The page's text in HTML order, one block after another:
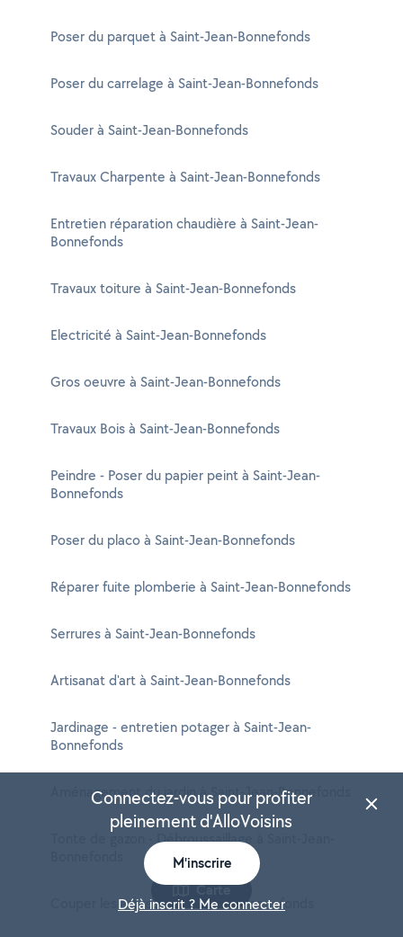
Poser du parquet à Saint-Jean-Bonnefonds
Poser du carrelage à Saint-Jean-Bonnefonds
Souder à Saint-Jean-Bonnefonds
Travaux Charpente à Saint-Jean-Bonnefonds
Entretien réparation chaudière à Saint-Jean-
Bonnefonds
Travaux toiture à Saint-Jean-Bonnefonds
Electricité à Saint-Jean-Bonnefonds
Gros oeuvre à Saint-Jean-Bonnefonds
Travaux Bois à Saint-Jean-Bonnefonds
Peindre - Poser du papier peint à Saint-Jean-
Bonnefonds
Poser du placo à Saint-Jean-Bonnefonds
Réparer fuite plomberie à Saint-Jean-Bonnefonds
Serrures à Saint-Jean-Bonnefonds
Artisanat d'art à Saint-Jean-Bonnefonds
Jardinage - entretien potager à Saint-Jean-
Bonnefonds
Aménagement du jardin à Saint-Jean-Bonnefonds
Tonte de gazon - Débroussaillage à Saint-Jean-
Couper les arbres à Saint-Jean-Bonnefonds
Carte
Connectez-vous pour profiter
pleinement d'AlloVoisins
M'inscrire
Déjà inscrit ? Me connecter